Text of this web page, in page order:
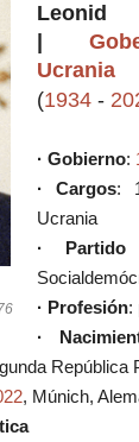
Ucrania
(1934 -
· Gobierno:
· Cargos:
Ucrania
· Partido
· Profesión:
·
República
, Múnich,